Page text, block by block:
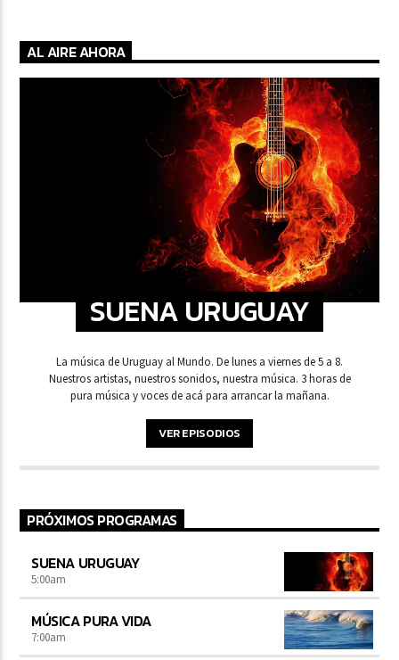
AL AIRE AHORA
SUENA URUGUAY
La música de Uruguay al Mundo. De lunes a viernes de 5 a 8.
Nuestros artistas, nuestros sonidos, nuestra música. 3 horas de
pura música y voces de acá para arrancar la mañana.
VER EPISODIOS
PRÓXIMOS PROGRAMAS
SUENA URUGUAY
5:00am
MÚSICA PURA VIDA
7:00am